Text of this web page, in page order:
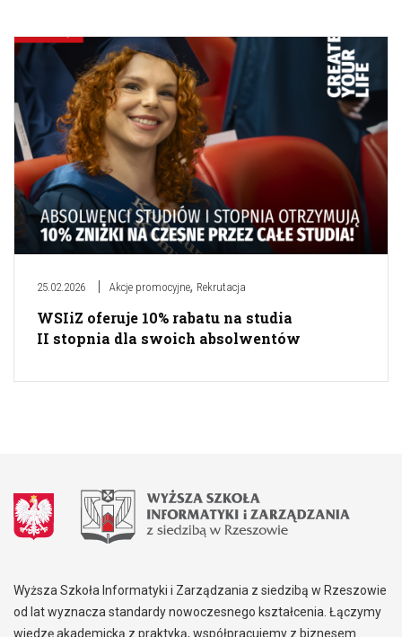
25.02.2026 Akcje promocyjne, Rekrutacja
WSIiZ oferuje 10% rabatu na studia
II stopnia dla swoich absolwentów
Wyższa Szkoła Informatyki i Zarządzania z siedzibą w Rzeszowie
od lat wyznacza standardy nowoczesnego kształcenia. Łączymy
wiedzę akademicką z praktyką, współpracujemy z biznesem